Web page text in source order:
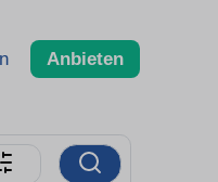
Anbieten